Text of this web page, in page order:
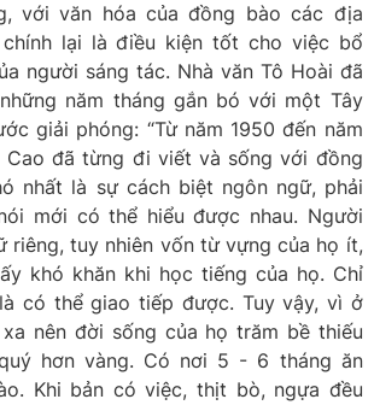
với văn hóa của đồng bào các địa
lại là điều kiện tốt cho việc bổ
người sáng tác. Nhà văn Tô Hoài đã
năm tháng gắn bó với một Tây
giải phóng: “Từ năm 1950 đến năm
Cao đã từng đi viết và sống với đồng
nhất là sự cách biệt ngôn ngữ, phải
mới có thể hiểu được nhau. Người
riêng, tuy nhiên vốn từ vựng của họ ít,
khó khăn khi học tiếng của họ. Chỉ
có thể giao tiếp được. Tuy vậy, vì ở
nên đời sống của họ trăm bề thiếu
hơn vàng. Có nơi 5 - 6 tháng ăn
Khi bản có việc, thịt bò, ngựa đều